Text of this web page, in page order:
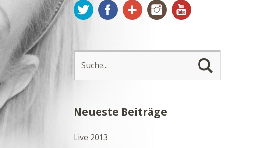
TwitterFacebookGoogle+InstagramYouTube
Neueste Beiträge
Live 2013